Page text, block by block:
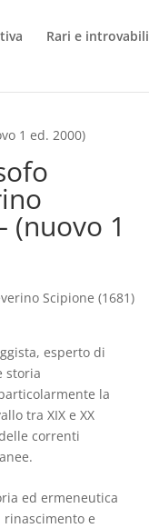
Rari e introvabili
1 ed. 2000)
(nuovo 1
Scipione (1681)
esperto di
storia
la
tra XIX e XX
correnti
ed ermeneutica
rinascimento e